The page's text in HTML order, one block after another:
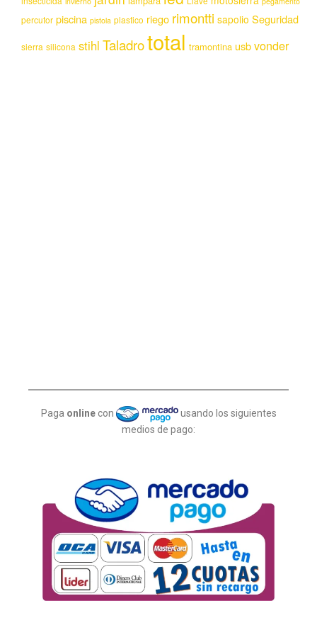
percutor piscina pistola plastico riego rimontti sapolio Seguridad
sierra silicona stihl Taladrototal tramontina usbvonder
Paga online con
usando los siguientes
medios de pago: